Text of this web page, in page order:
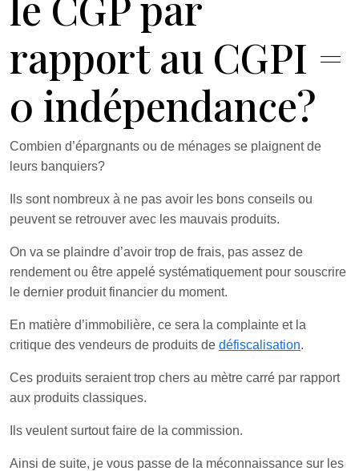
rapport au CGPI =
0 indépendance?
Combien d’épargnants ou de ménages se plaignent de
leurs banquiers?
Ils sont nombreux à ne pas avoir les bons conseils ou
peuvent se retrouver avec les mauvais produits.
On va se plaindre d’avoir trop de frais, pas assez de
rendement ou être appelé systématiquement pour souscrire
le dernier produit financier du moment.
En matière d’immobilière, ce sera la complainte et la
critique des vendeurs de produits de défiscalisation.
Ces produits seraient trop chers au mètre carré par rapport
aux produits classiques.
Ils veulent surtout faire de la commission.
Ainsi de suite, je vous passe de la méconnaissance sur les